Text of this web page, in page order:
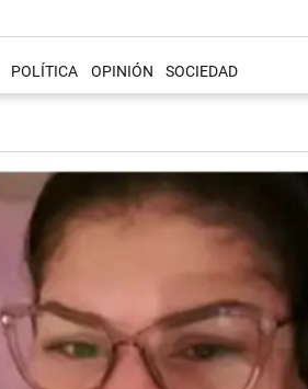
POLÍTICA OPINIÓN SOCIEDAD